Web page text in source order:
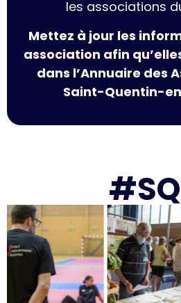
les associations
Mettez à jour les
association afin
dans l’Annuaire des
Saint-Quentin-